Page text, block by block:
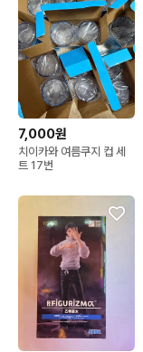
7,000원
치이카와 여름쿠지 컵 세
트 17번